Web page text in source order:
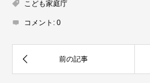
こども家庭庁
コメント: 0